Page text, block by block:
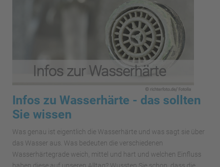
Infos zu Wasserhärte - das sollten
Sie wissen
Was genau ist eigentlich die Wasserhärte und was sagt sie über
das Wasser aus. Was bedeuten die verschiedenen
Wasserhärtegrade weich, mittel und hart und welchen Einfluss